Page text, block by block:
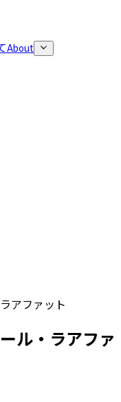
About
アファット
ル・ラアファ